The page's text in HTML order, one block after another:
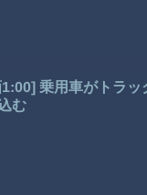
乗用車がトラ
む